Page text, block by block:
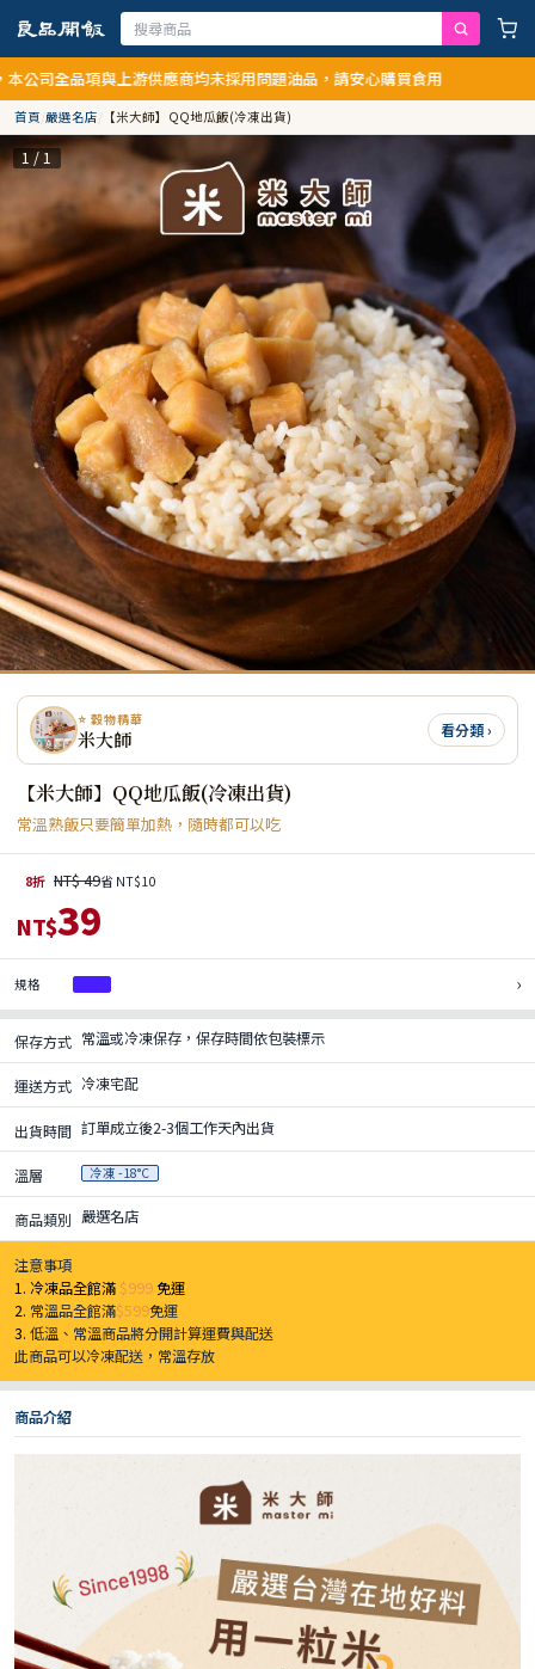
與上游供應商均未採用問題油品，請安心購買食用
首頁/嚴選名店/ 【米大師】QQ地瓜飯(冷凍出貨)
1 / 1
⭐ 穀物精華
米大師 看分類 ›
【米大師】QQ地瓜飯(冷凍出貨)
常溫熟飯只要簡單加熱，隨時都可以吃
8折 NT$ 49省 NT$10
NT$39
規格 ›
保存方式 常溫或冷凍保存，保存時間依包裝標示
運送方式 冷凍宅配
出貨時間 訂單成立後2-3個工作天內出貨
溫層 冷凍 -18°C
商品類別 嚴選名店
注意事項
1. 冷凍品全館滿 $999免運
2. 常溫品全館滿$599免運
3.低溫、常溫商品將分開計算運費與配送
此商品可以冷凍配送，常溫存放
商品介紹